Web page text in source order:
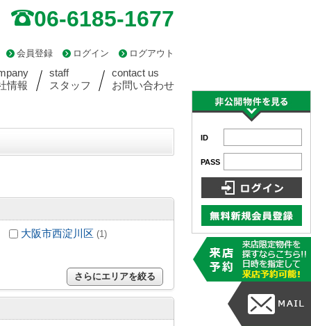
06-6185-1677
ログアウト
ログイン
会員登録
情報
staff
スタッフ
contact us
お問い合わせ
大阪市西淀川区 (1)
さらにエリアを絞る
ID
PASS